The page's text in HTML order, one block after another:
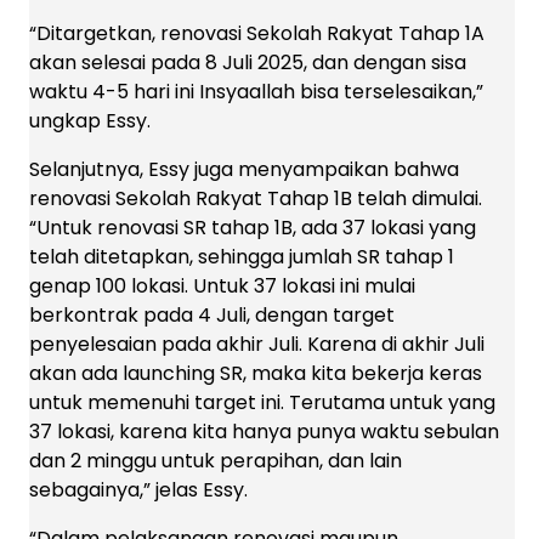
“Ditargetkan, renovasi Sekolah Rakyat Tahap 1A
akan selesai pada 8 Juli 2025, dan dengan sisa
waktu 4-5 hari ini Insyaallah bisa terselesaikan,”
ungkap Essy.
Selanjutnya, Essy juga menyampaikan bahwa
renovasi Sekolah Rakyat Tahap 1B telah dimulai.
“Untuk renovasi SR tahap 1B, ada 37 lokasi yang
telah ditetapkan, sehingga jumlah SR tahap 1
genap 100 lokasi. Untuk 37 lokasi ini mulai
berkontrak pada 4 Juli, dengan target
penyelesaian pada akhir Juli. Karena di akhir Juli
akan ada launching SR, maka kita bekerja keras
untuk memenuhi target ini. Terutama untuk yang
37 lokasi, karena kita hanya punya waktu sebulan
dan 2 minggu untuk perapihan, dan lain
sebagainya,” jelas Essy.